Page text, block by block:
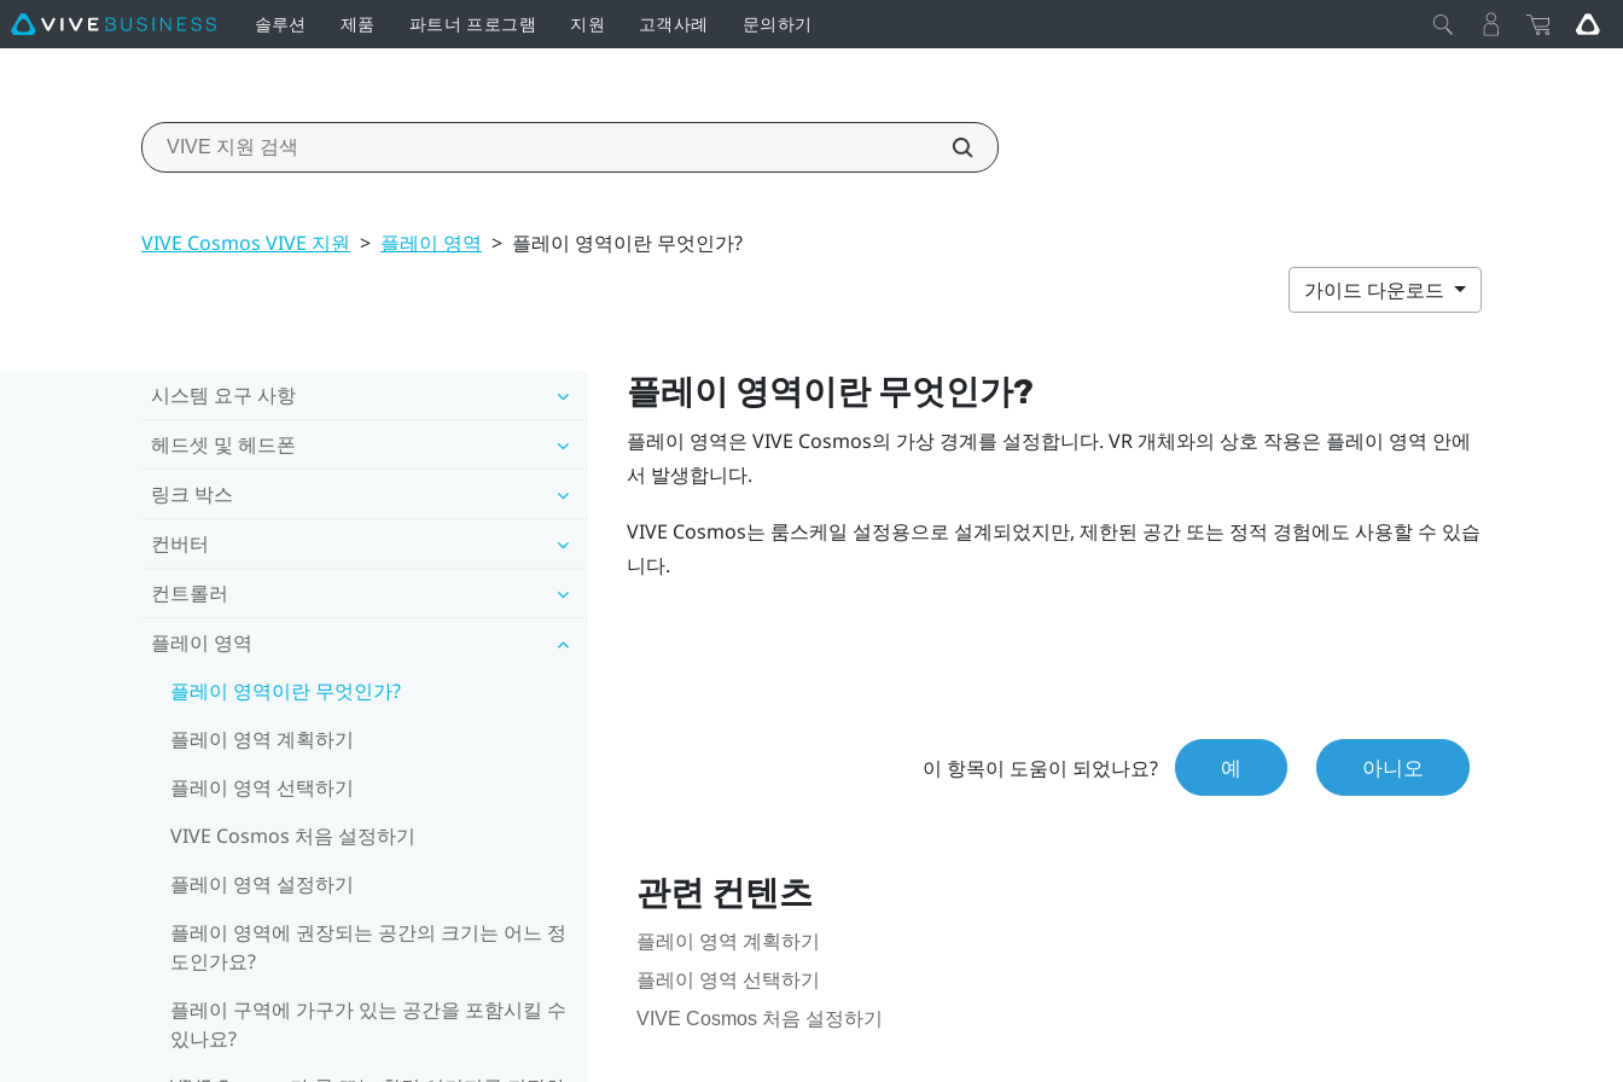
솔루션 제품 파트너 프로그램 지원 고객사례 문의하기
VIVE Cosmos VIVE 지원 > 플레이 영역 > 플레이 영역이란 무엇인가?
가이드 다운로드
시스템 요구 사항
헤드셋 및 헤드폰
링크 박스
컨버터
컨트롤러
플레이 영역
플레이 영역이란 무엇인가?
플레이 영역 계획하기
플레이 영역 선택하기
VIVE Cosmos 처음 설정하기
플레이 영역 설정하기
플레이 영역에 권장되는 공간의 크기는 어느 정
도인가요?
플레이 구역에 가구가 있는 공간을 포함시킬 수
있나요?
플레이 영역이란 무엇인가?
플레이 영역은 VIVE Cosmos의 가상 경계를 설정합니다. VR 개체와의 상호 작용은 플레이 영역 안에
서 발생합니다.
VIVE Cosmos는 룸스케일 설정용으로 설계되었지만, 제한된 공간 또는 정적 경험에도 사용할 수 있습
니다.
이 항목이 도움이 되었나요? 예 아니오
관련 컨텐츠
플레이 영역 계획하기
플레이 영역 선택하기
VIVE Cosmos 처음 설정하기